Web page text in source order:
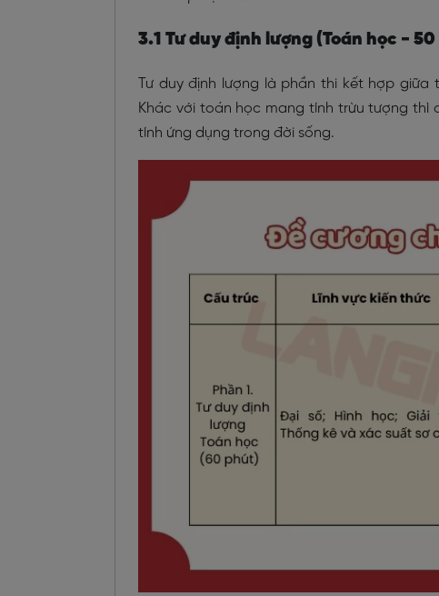
3.1 Tư duy định lượng (Toán học -
Tư duy định lượng là phần thi kết hợp
Khác với toán học mang tính trừu tượng thì
tính ứng dụng trong đời sống.